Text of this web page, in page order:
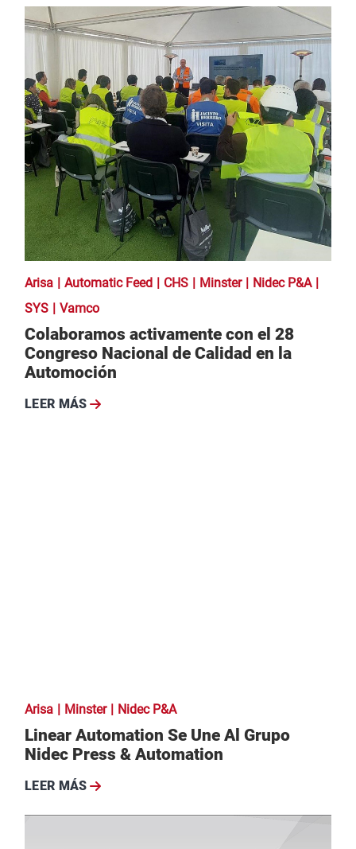
Arisa Automatic Feed CHS Minster
Nidec P&A
SYS
Vamco
Colaboramos activamente con el 28
Congreso Nacional de Calidad en la
Automoción
LEER MÁS
Arisa Minster Nidec P&A
Linear Automation Se Une Al Grupo
Nidec Press & Automation
LEER MÁS